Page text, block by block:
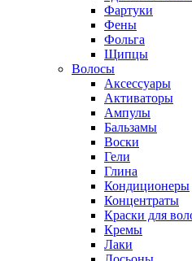
Фартуки
Фены
Фольга
Щипцы
Волосы
Аксессуары
Активаторы
Ампулы
Бальзамы
Воски
Гели
Глина
Кондиционеры
Концентраты
Краски для
Кремы
Лаки